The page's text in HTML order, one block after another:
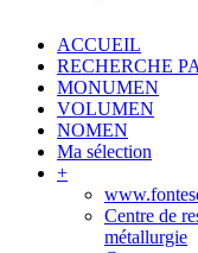
ACCUEIL
RECHERCHE
MONUMEN
VOLUMEN
NOMEN
Ma sélection
+
Centre de
métallurgie